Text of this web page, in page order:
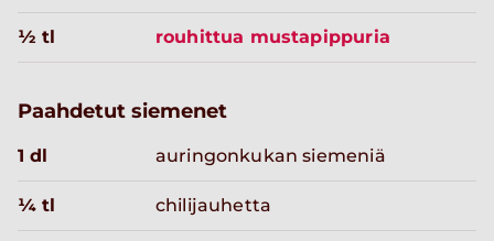
½ tl rouhittua mustapippuria
Paahdetut siemenet
1 dl auringonkukan siemeniä
¼ tl chilijauhetta